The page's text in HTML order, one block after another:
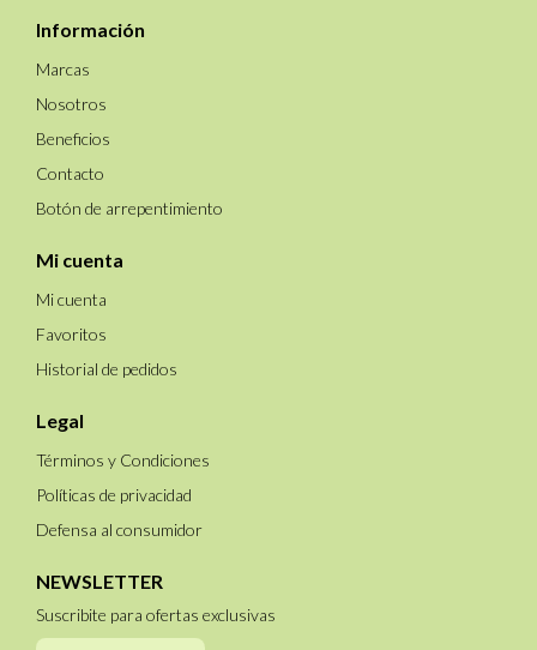
Información
Marcas
Nosotros
Beneficios
Contacto
Botón de arrepentimiento
Mi cuenta
Mi cuenta
Favoritos
Historial de pedidos
Legal
Términos y Condiciones
Políticas de privacidad
Defensa al consumidor
NEWSLETTER
Suscribite para ofertas exclusivas